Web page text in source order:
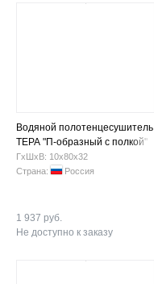
Водяной полотенцесушитель
ТЕРА "П-образный с полкой"
(320х800) нар.резьба 1
ГхШхВ: 10х80х32
Страна:
Россия
1 937 руб.
Не доступно к заказу